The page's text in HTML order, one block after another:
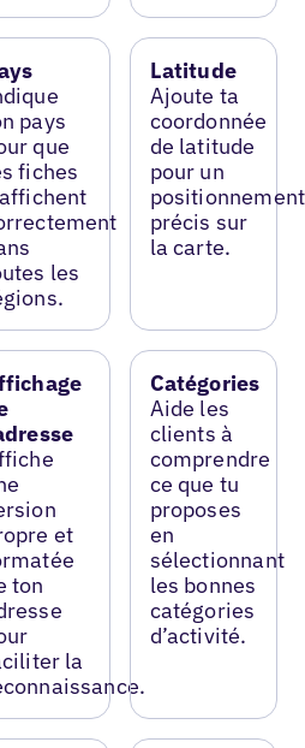
pays
que
fiches
les
Latitude
Ajoute ta
coordonnée
de latitude
pour un
positionnement
précis sur
la carte.
et
ton
la
Catégories
Aide les
clients à
comprendre
ce que tu
proposes
en
sélectionnant
les bonnes
catégories
d’activité.